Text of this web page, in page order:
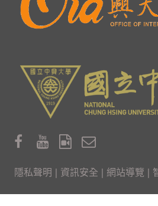
隱私聲明 | 資訊安全 | 網站導覽 |